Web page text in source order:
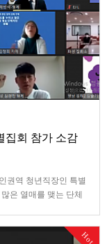
집회 참가 소감
권역 청년직장인 특별
은 열매를 맺는 단체
실행 …
Hot